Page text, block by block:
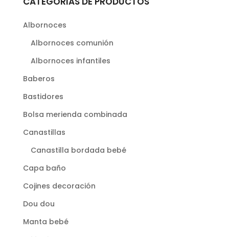
Albornoces
Albornoces comunión
Albornoces infantiles
Baberos
Bastidores
Bolsa merienda combinada
Canastillas
Canastilla bordada bebé
Capa baño
Cojines decoración
Dou dou
Manta bebé